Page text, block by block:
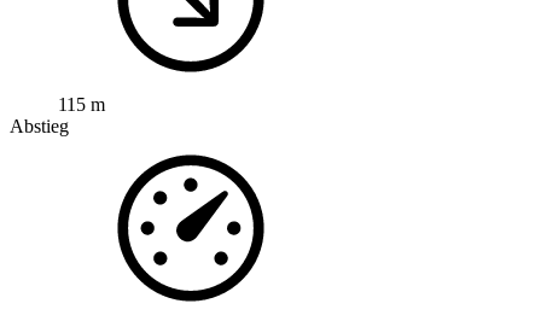
115 m
Abstieg